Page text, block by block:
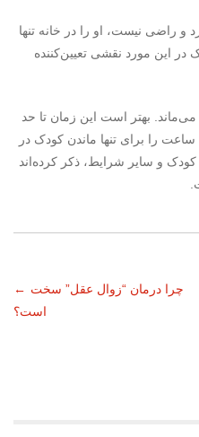
و راضی نیست، او را در خانه تنها
در این مورد نقشی تعیین‌کننده
بهتر است این زمان تا حد
را برای تنها ماندن کودک در
کودک و سایر شرایط، ذکر کرده‌اند
← چرا درمان “زوال عقل” سخت
است؟